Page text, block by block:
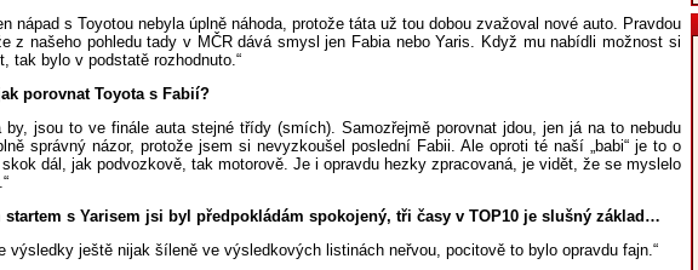
nápad s Toyotou nebyla úplně náhoda, protože táta už tou dobou zvažoval nové auto. Pravdou
z našeho pohledu tady v MČR dává smysl jen Fabia nebo Yaris. Když mu nabídli možnost si
tak bylo v podstatě rozhodnuto.“
porovnat Toyota s Fabií?
by, jsou to ve finále auta stejné třídy (smích). Samozřejmě porovnat jdou, jen já na to nebudu
správný názor, protože jsem si nevyzkoušel poslední Fabii. Ale oproti té naší „babi“ je to o
dál, jak podvozkově, tak motorově. Je i opravdu hezky zpracovaná, je vidět, že se myslelo
startem s Yarisem jsi byl předpokládám spokojený, tři časy v TOP10 je slušný základ…
výsledky ještě nijak šíleně ve výsledkových listinách neřvou, pocitově to bylo opravdu fajn.“